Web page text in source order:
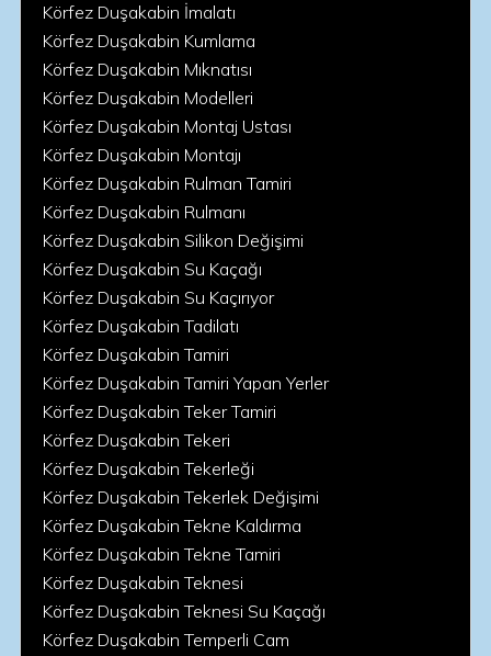
Körfez Duşakabin İmalatı
Körfez Duşakabin Kumlama
Körfez Duşakabin Mıknatısı
Körfez Duşakabin Modelleri
Körfez Duşakabin Montaj Ustası
Körfez Duşakabin Montajı
Körfez Duşakabin Rulman Tamiri
Körfez Duşakabin Rulmanı
Körfez Duşakabin Silikon Değişimi
Körfez Duşakabin Su Kaçağı
Körfez Duşakabin Su Kaçırıyor
Körfez Duşakabin Tadilatı
Körfez Duşakabin Tamiri
Körfez Duşakabin Tamiri Yapan Yerler
Körfez Duşakabin Teker Tamiri
Körfez Duşakabin Tekeri
Körfez Duşakabin Tekerleği
Körfez Duşakabin Tekerlek Değişimi
Körfez Duşakabin Tekne Kaldırma
Körfez Duşakabin Tekne Tamiri
Körfez Duşakabin Teknesi
Körfez Duşakabin Teknesi Su Kaçağı
Körfez Duşakabin Temperli Cam